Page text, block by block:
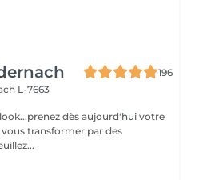
196
L-7663
dès aujourd'hui votre
transformer par des
du métier. Veuillez...